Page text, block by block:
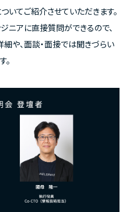
いてご紹介させていただきます。
ニアに直接質問ができるので、
や、面談・面接では聞きづらい
。